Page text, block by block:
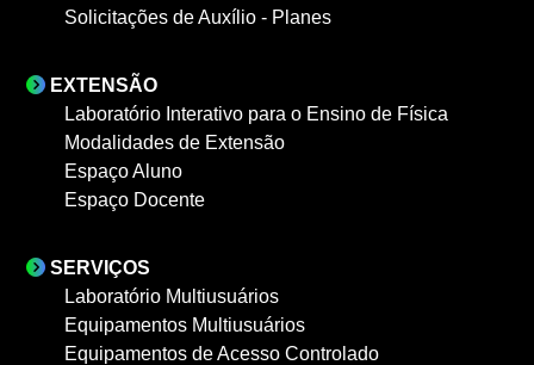
Solicitações de Auxílio - Planes
EXTENSÃO
Laboratório Interativo para o Ensino de Física
Modalidades de Extensão
Espaço Aluno
Espaço Docente
SERVIÇOS
Laboratório Multiusuários
Equipamentos Multiusuários
Equipamentos de Acesso Controlado